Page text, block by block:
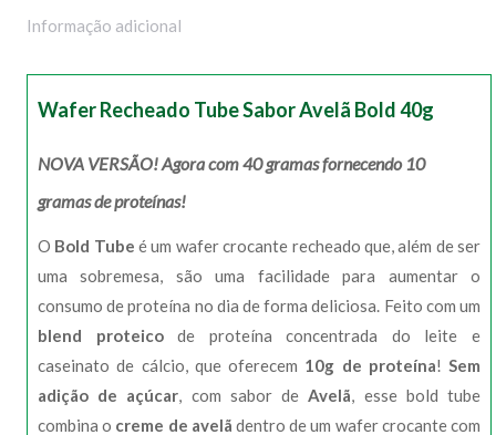
Informação adicional
Wafer Recheado Tube Sabor Avelã Bold 40g
NOVA VERSÃO! Agora com 40 gramas fornecendo 10
gramas de proteínas!
O Bold Tube é um wafer crocante recheado que, além de ser
uma sobremesa, são uma facilidade para aumentar o
consumo de proteína no dia de forma deliciosa. Feito com um
blend proteicode proteína concentrada do leite e
caseinato de cálcio, que oferecem 10g de proteína! Sem
adição de açúcar, com sabor deAvelã, esse bold tube
combina o creme de avelã dentro de um wafer crocante com